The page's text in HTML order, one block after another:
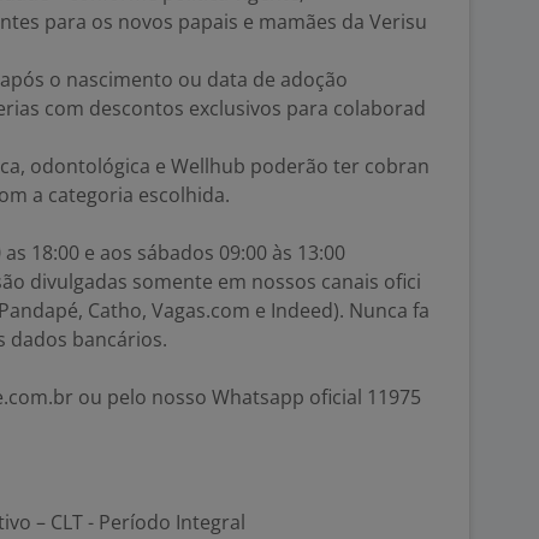
para os novos papais e mamães da Verisu
o nascimento ou data de adoção
com descontos exclusivos para colaborad
odontológica e Wellhub poderão ter cobran
a categoria escolhida.
18:00 e aos sábados 09:00 às 13:00
divulgadas somente em nossos canais ofici
Catho, Vagas.com e Indeed). Nunca fa
dados bancários.
ou pelo nosso Whatsapp oficial 11975
– CLT - Período Integral